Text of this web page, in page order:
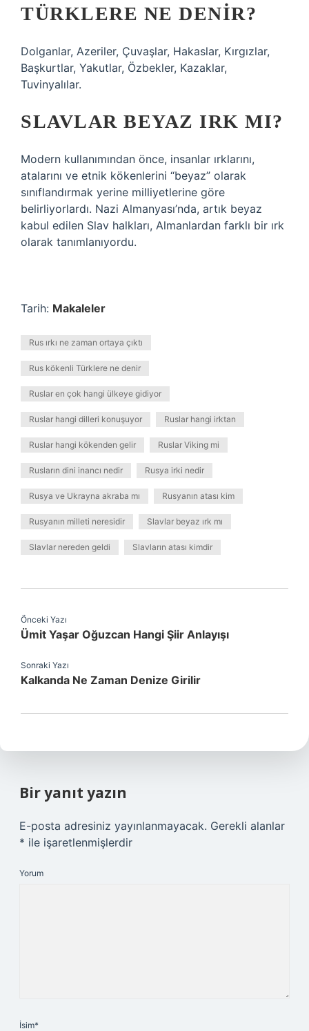
TÜRKLERE NE DENIR?
Dolganlar, Azeriler, Çuvaşlar, Hakaslar, Kırgızlar,
Başkurtlar, Yakutlar, Özbekler, Kazaklar,
Tuvinyalılar.
SLAVLAR BEYAZ IRK MI?
Modern kullanımından önce, insanlar ırklarını,
atalarını ve etnik kökenlerini “beyaz” olarak
sınıflandırmak yerine milliyetlerine göre
belirliyorlardı. Nazi Almanyası’nda, artık beyaz
kabul edilen Slav halkları, Almanlardan farklı bir ırk
olarak tanımlanıyordu.
Tarih: Makaleler
Rus ırkı ne zaman ortaya çıktı
Rus kökenli Türklere ne denir
Ruslar en çok hangi ülkeye gidiyor
Ruslar hangi dilleri konuşuyor Ruslar hangi irktan
Ruslar hangi kökenden gelir Ruslar Viking mi
Rusların dini inancı nedir Rusya irki nedir
Rusya ve Ukrayna akraba mı Rusyanın atası kim
Rusyanın milleti neresidir Slavlar beyaz ırk mı
Slavlar nereden geldi Slavların atası kimdir
Önceki Yazı
Ümit Yaşar Oğuzcan Hangi Şiir Anlayışı
Sonraki Yazı
Kalkanda Ne Zaman Denize Girilir
Bir yanıt yazın
E-posta adresiniz yayınlanmayacak. Gerekli alanlar
* ile işaretlenmişlerdir
Yorum
İsim*